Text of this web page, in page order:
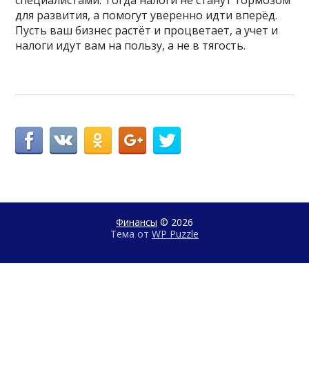
для развития, а помогут уверенно идти вперёд.
Пусть ваш бизнес растёт и процветает, а учет и
налоги идут вам на пользу, а не в тягость.
Финансы © 2026
Тема от WP Puzzle